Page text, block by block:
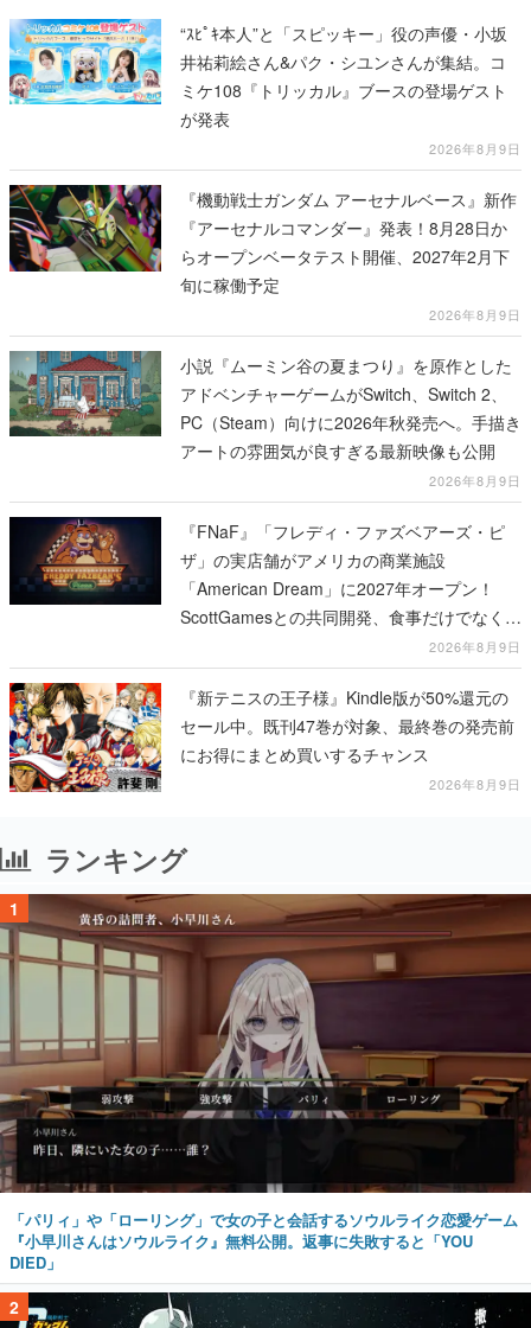
“ｽﾋﾟｷ本人”と「スピッキー」役の声優・小坂
井祐莉絵さん&パク・シユンさんが集結。コ
ミケ108『トリッカル』ブースの登場ゲスト
が発表
2026年8月9日
『機動戦士ガンダム アーセナルベース』新作
『アーセナルコマンダー』発表！8月28日か
らオープンベータテスト開催、2027年2月下
旬に稼働予定
2026年8月9日
小説『ムーミン谷の夏まつり』を原作とした
アドベンチャーゲームがSwitch、Switch 2、
PC（Steam）向けに2026年秋発売へ。手描き
アートの雰囲気が良すぎる最新映像も公開
2026年8月9日
『FNaF』「フレディ・ファズベアーズ・ピ
ザ」の実店舗がアメリカの商業施設
「American Dream」に2027年オープン！
ScottGamesとの共同開発、食事だけでなくス
テージショーや没入型のホラー体験も楽しめ
る
2026年8月9日
『新テニスの王子様』Kindle版が50%還元の
セール中。既刊47巻が対象、最終巻の発売前
にお得にまとめ買いするチャンス
2026年8月9日
ランキング
1
「パリィ」や「ローリング」で女の子と会話するソウルライク恋愛ゲーム
『小早川さんはソウルライク』無料公開。返事に失敗すると「YOU
DIED」
2